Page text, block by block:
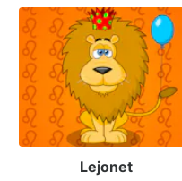
Lejonet